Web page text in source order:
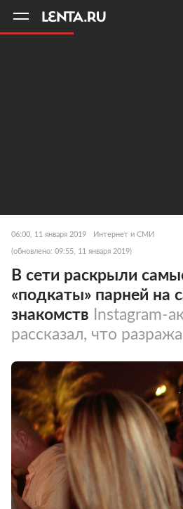
06:00, 11 января 2019 Интернет и СМИ
(обновлено: 09:55, 11 января 2019)
В сети раскрыли
«подкаты» парней на
знакомств
Instagram-
рассказал, что